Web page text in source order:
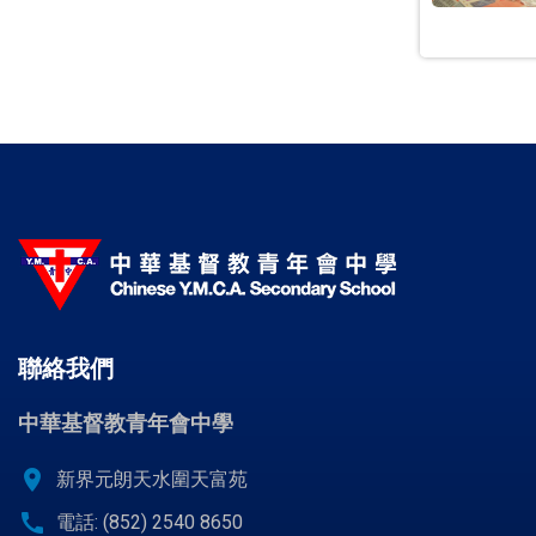
聯絡我們
中華基督教青年會中學
location_on 新界元朗天水圍天富苑
call 電話: (852) 2540 8650